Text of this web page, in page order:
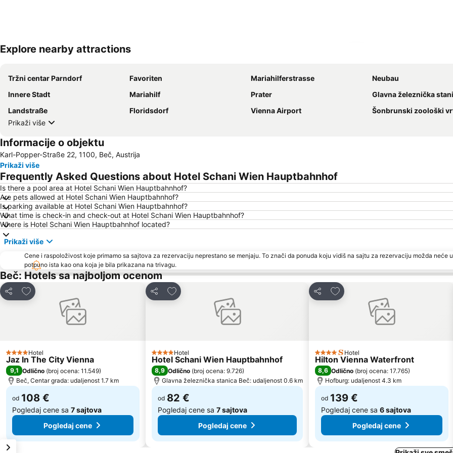
Explore nearby attractions
Tržni centar Parndorf Favoriten Mariahilferstrasse
Neubau
Innere Stadt
Mariahilf Prater
Glavna železnička
Landstraße
Floridsdorf Vienna Airport
Šonbrunski zoološki
Prikaži više
Informacije o objektu
Karl-Popper-Straße 22, 1100, Beč, Austrija
Prikaži više
Frequently Asked Questions about Hotel Schani Wien Hauptbahnhof
Is there a pool area at Hotel Schani Wien Hauptbahnhof?
Are pets allowed at Hotel Schani Wien Hauptbahnhof?
Is parking available at Hotel Schani Wien Hauptbahnhof?
What time is check-in and check-out at Hotel Schani Wien Hauptbahnhof?
Where is Hotel Schani Wien Hauptbahnhof located?
Prikaži više
Cene i raspoloživost koje primamo sa sajtova za rezervaciju neprestano se menjaju. To znači da ponuda koju vidiš na sajtu za rezervaciju možda neće
potpuno ista kao ona koja je bila prikazana na trivagu.
Beč: Hotels sa najboljom ocenom
Deli
Dodati u favorite
4 Zvezdice
Hotel
Jaz In The City Vienna
9,1 Odlično (broj ocena: 11.549)
Beč, Centar grada: udaljenost 1.7 km
od 108 €
Pogledaj cene sa 7 sajtova
Pogledaj cene
Deli
Dodati u favorite
4 Zvezdice
Hotel
Hotel Schani Wien Hauptbahnhof
8,9 Odlično (broj ocena: 9.726)
Glavna železnička stanica Beč: udaljenost 0.6 km
od 82 €
Pogledaj cene sa 7 sajtova
Pogledaj cene
Deli
Dodati u favorite
4 ZvezdiceHotel
Hilton Vienna Waterfront
8,6 Odlično (broj ocena: 17.765)
Hofburg: udaljenost 4.3 km
od 139 €
Pogledaj cene sa 6 sajtova
Pogledaj cene